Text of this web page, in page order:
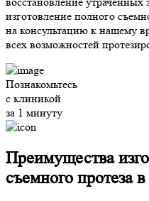
изготовление полного
на консультацию к нашему
всех возможностей
Познакомьтесь
с клиникой
за 1 минуту
Преимущества
съемного протеза в